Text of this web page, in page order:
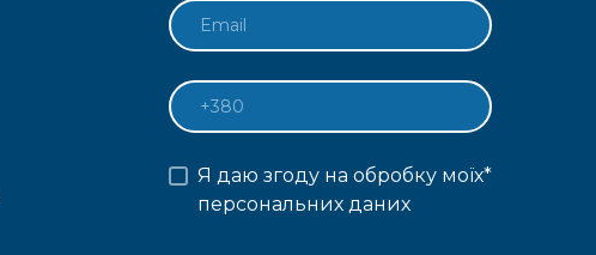
Я даю згоду на обробку моїх
персональних даних
*